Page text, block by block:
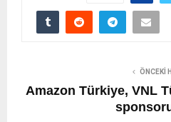
ÖNCEKI
Amazon Türkiye, VNL